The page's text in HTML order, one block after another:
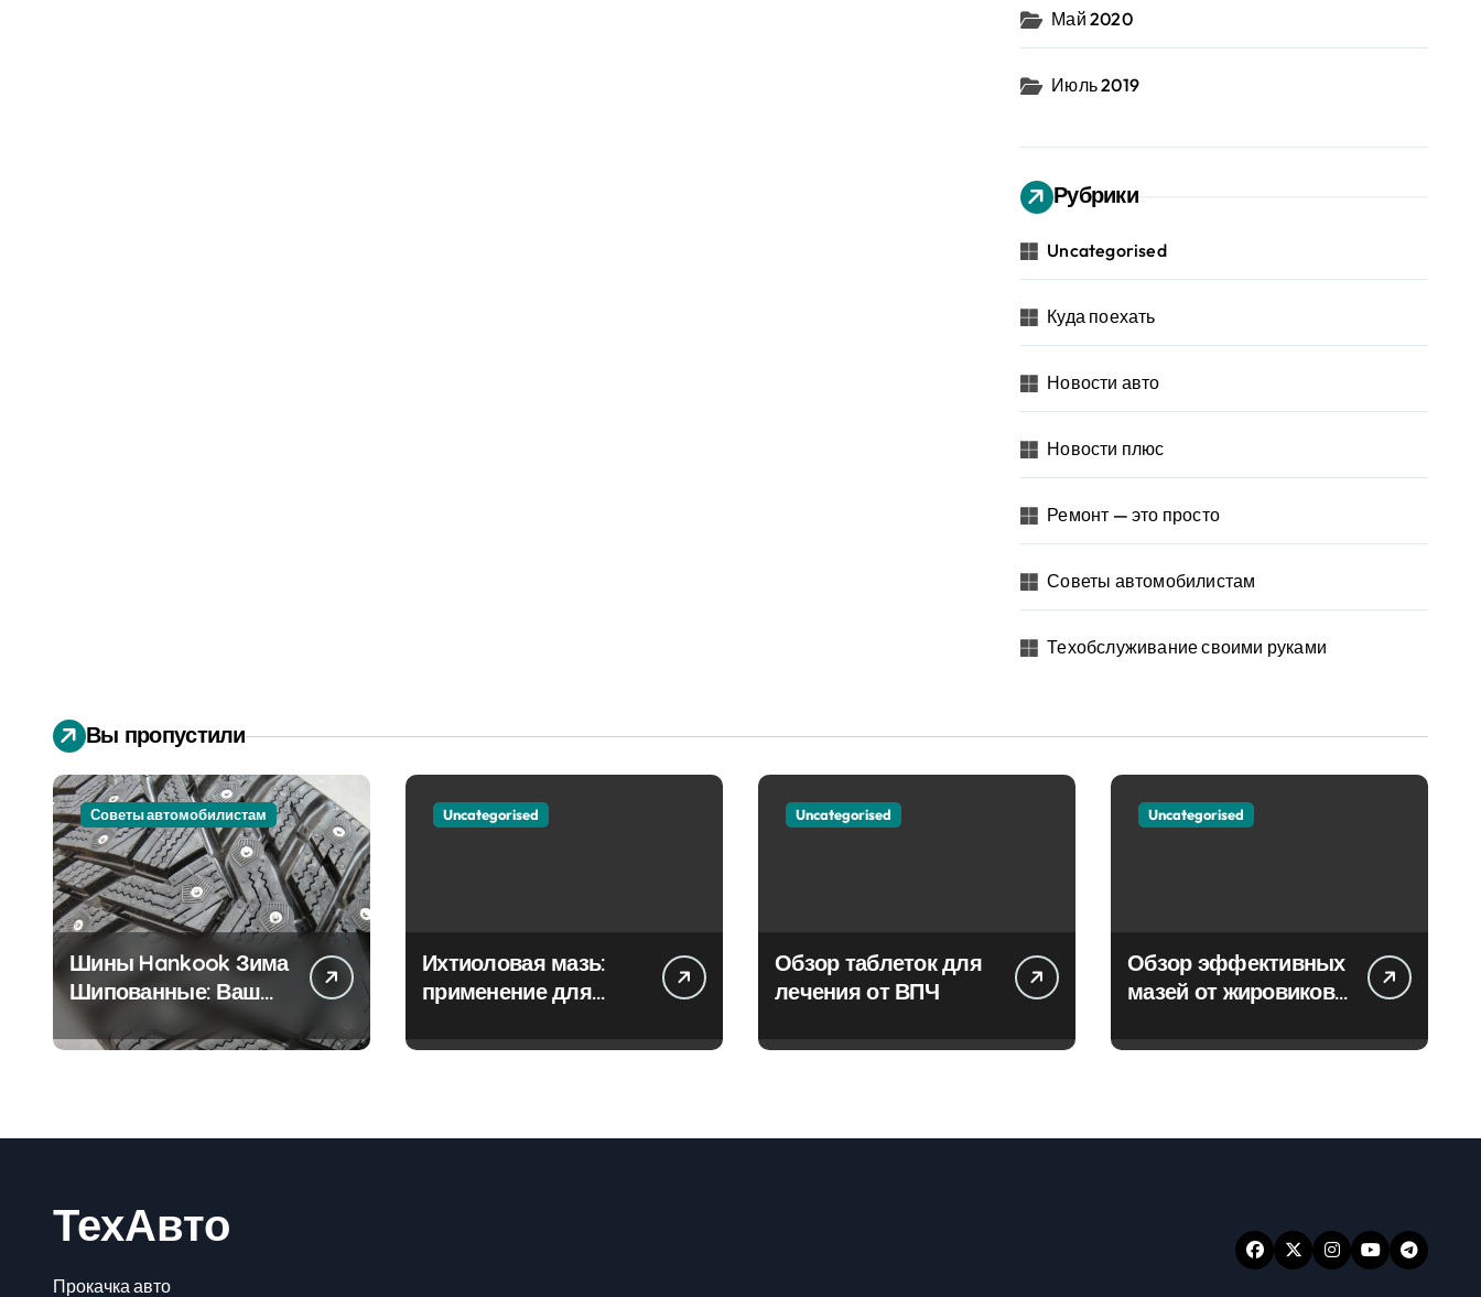
Май 2020
Июль 2019
Рубрики
Uncategorised
Куда поехать
Новости авто
Новости плюс
Ремонт — это просто
Советы автомобилистам
Техобслуживание своими руками
Вы пропустили
Советы автомобилистам
Шины Hankook Зима
Шипованные: Ваш
Надежный Партнёр
на Снежных Дорогах
Uncategorised
Ихтиоловая мазь:
применение для
Uncategorised
Обзор таблеток для
лечения от ВПЧ
Uncategorised
Обзор эффективных
мазей от жировиков
эффектом
ТехАвто
Прокачка авто